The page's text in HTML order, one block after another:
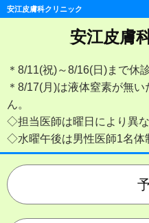
安江皮膚科クリニック
安江皮膚
＊8/11(祝)～8/16(日)まで休
＊8/17(月)は液体窒素が無
ん。
◇担当医師は曜日により異
◇水曜午後は男性医師1名体